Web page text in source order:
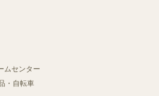
ムセンター
・自転車